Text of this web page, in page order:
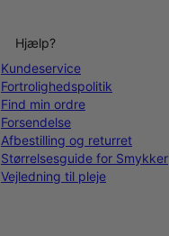
Hjælp?
Kundeservice
Fortrolighedspolitik
Find min ordre
Forsendelse
Afbestilling og returret
Størrelsesguide for Smykker
Vejledning til pleje